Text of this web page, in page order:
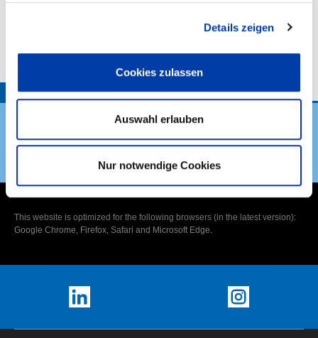
Details zeigen
Cookies zulassen
Auswahl erlauben
Nur notwendige Cookies
TOP
This website is optimized for the following browsers (in the latest version):
Google Chrome, Firefox, Safari and Microsoft Edge.